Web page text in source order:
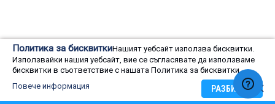
Политика за бисквиткиНашият уебсайт използва бисквитки.
Използвайки нашия уебсайт, вие се съгласявате да използваме
бисквитки в съответствие с нашата Политика за бисквитки.
Повече информация
РАЗБИРАМ
© 2016 - 2024 Всички права запазени, "Клима Инженеринг 2016" ЕООД
Онлайн магазин от